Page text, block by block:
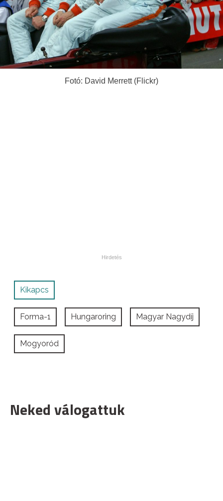
Fotó: David Merrett (Flickr)
Kikapcs
Forma-1 Hungaroring Magyar Nagydíj
Mogyoród
Neked válogattuk